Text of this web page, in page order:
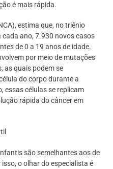
é mais rápida.
estima que, no triênio
ano, 7.930 novos casos
de 0 a 19 anos de idade.
por meio de mutações
as quais podem se
do corpo durante a
essas células se replicam
rápida do câncer em
são semelhantes aos de
o olhar do especialista é